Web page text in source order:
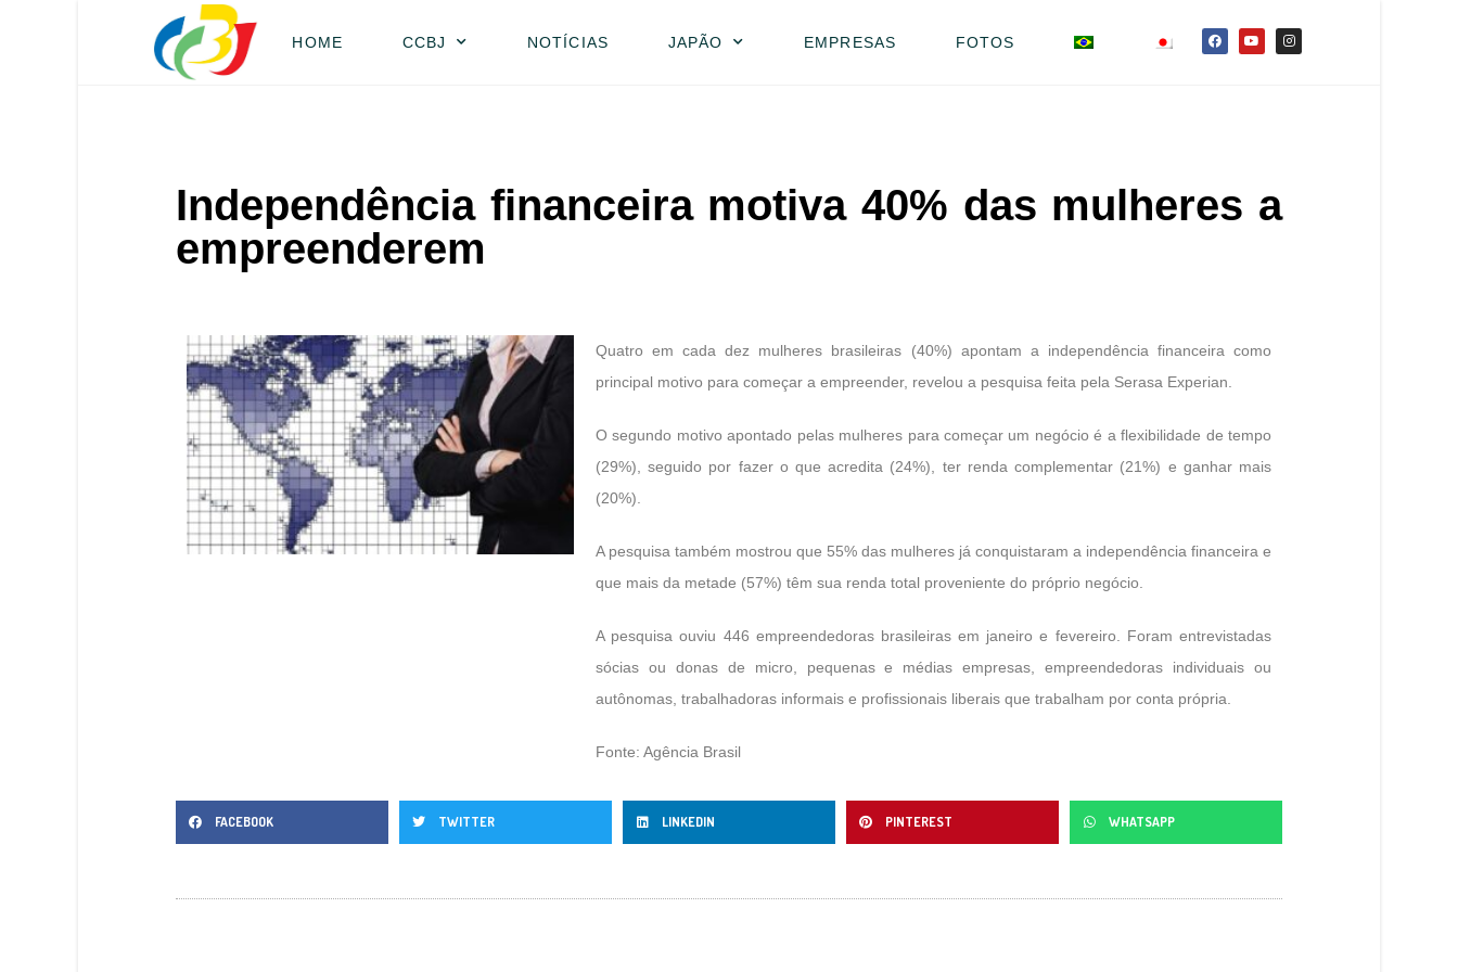
HOME CCBJ NOTÍCIAS JAPÃO EMPRESAS FOTOS
Independência financeira motiva 40% das mulheres a
empreenderem
Quatro em cada dez mulheres brasileiras (40%) apontam a independência financeira como
principal motivo para começar a empreender, revelou a pesquisa feita pela Serasa Experian.
O segundo motivo apontado pelas mulheres para começar um negócio é a flexibilidade de tempo
(29%), seguido por fazer o que acredita (24%), ter renda complementar (21%) e ganhar mais
(20%).
A pesquisa também mostrou que 55% das mulheres já conquistaram a independência financeira e
que mais da metade (57%) têm sua renda total proveniente do próprio negócio.
A pesquisa ouviu 446 empreendedoras brasileiras em janeiro e fevereiro. Foram entrevistadas
sócias ou donas de micro, pequenas e médias empresas, empreendedoras individuais ou
autônomas, trabalhadoras informais e profissionais liberais que trabalham por conta própria.
Fonte: Agência Brasil
FACEBOOK TWITTER LINKEDIN PINTEREST WHATSAPP